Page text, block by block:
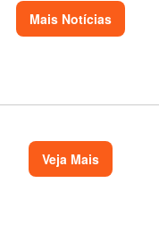
Mais Notícias
Veja Mais